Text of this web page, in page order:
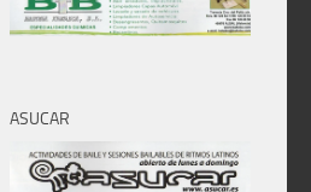
ASUCAR